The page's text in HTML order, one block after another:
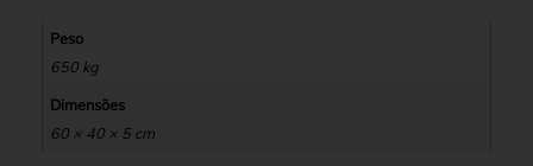
Peso
650 kg
Dimensões
60 × 40 × 5 cm